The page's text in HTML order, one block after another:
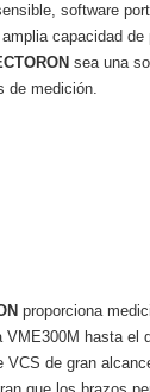
software
capacidad de
sea una
de medición.
proporciona
VME300M hasta el
VCS de gran